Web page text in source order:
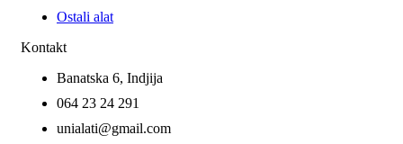
Ostali alat
Kontakt
Banatska 6, Indjija
064 23 24 291
unialati@gmail.com